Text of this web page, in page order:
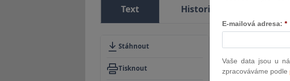
Text Historie
Stáhnout
Tisknout
Vyhlášené
E-mailová adresa: *
Vaše data jsou u
zpracováváme podle